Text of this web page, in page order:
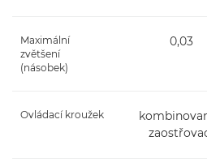
Maximální
zvětšení
(násobek)
0,03
Ovládací kroužek